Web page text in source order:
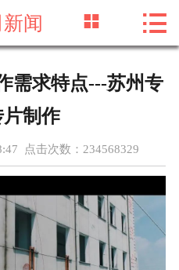
 首页
服务项目
实力团队
联系我们
闻  
需求特点---苏州专
制作
点击次数： 234568329